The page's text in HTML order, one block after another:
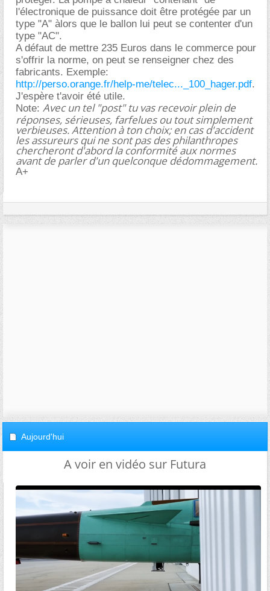
l'électronique de puissance doit être protégée par un
type "A" àlors que le ballon lui peut se contenter d'un
type "AC".
A défaut de mettre 235 Euros dans le commerce pour
s'offrir la norme, on peut se renseigner chez des
fabricants. Exemple:
http://perso.orange.fr/help-me/telec..._100_hager.pdf.
J'espère t'avoir été utile.
Note: Avec un tel "post" tu vas recevoir plein de
réponses, sérieuses, farfelues ou tout simplement
verbieuses. Attention à ton choix; en cas d'accident
les assureurs qui ne sont pas des philanthropes
chercheront d'abord la conformité aux normes
avant de parler d'un quelconque dédommagement.
A+
Aujourd'hui
A voir en vidéo sur Futura